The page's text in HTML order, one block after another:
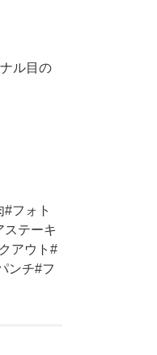
ル目の
フォト
ステーキ
アウト#
ンチ#フ